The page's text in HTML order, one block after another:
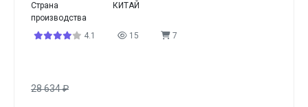
Страна
производства
КИТАЙ
4.1 15 7
28 634₽